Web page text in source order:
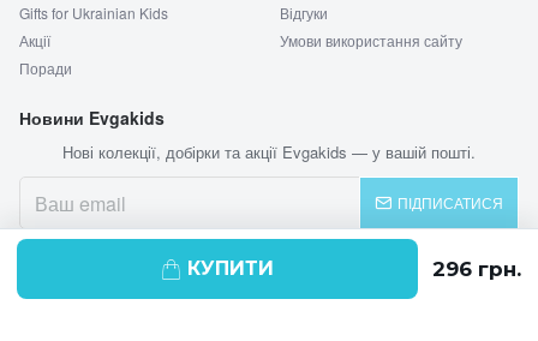
КУПИТИ
Gifts for Ukrainian Kids
Акції
Поради
Відгуки
Умови використання сайту
Новини Evgakids
Нові колекції, добірки та акції Evgakids — у вашій пошті.
ПІДПИСАТИСЯ